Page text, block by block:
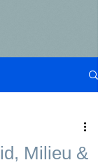
Milieu &